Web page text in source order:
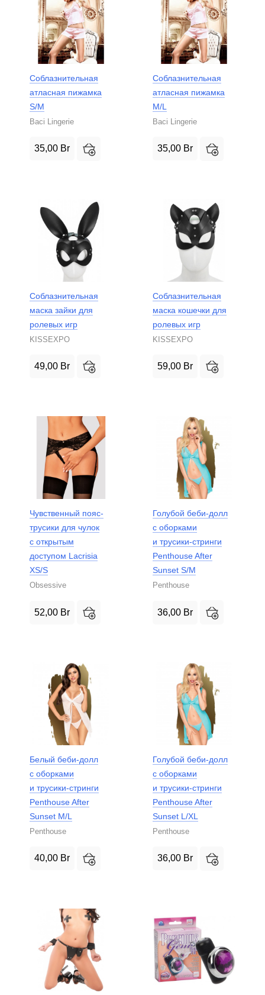
Соблазнительная
атласная пижамка
S/M
Baci Lingerie
35,00 Br
Соблазнительная
атласная пижамка
M/L
Baci Lingerie
35,00 Br
Соблазнительная
маска зайки для
ролевых игр
KISSEXPO
49,00 Br
Соблазнительная
маска кошечки для
ролевых игр
KISSEXPO
59,00 Br
Чувственный пояс-
трусики для чулок
с открытым
доступом Lacrisia
XS/S
Obsessive
52,00 Br
Голубой беби-долл
с оборками
и трусики-стринги
Penthouse After
Sunset S/M
Penthouse
36,00 Br
Белый беби-долл
с оборками
и трусики-стринги
Penthouse After
Sunset M/L
Penthouse
40,00 Br
Голубой беби-долл
с оборками
и трусики-стринги
Penthouse After
Sunset L/XL
Penthouse
36,00 Br